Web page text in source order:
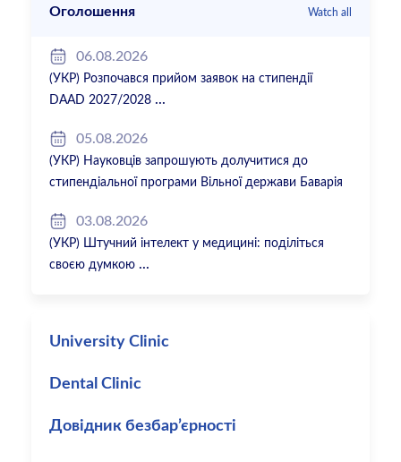
Оголошення Watch all
06.08.2026
(УКР) Розпочався прийом заявок на стипендії
DAAD 2027/2028
05.08.2026
(УКР) Науковців запрошують долучитися до
стипендіальної програми Вільної держави Баварія
03.08.2026
(УКР) Штучний інтелект у медицині: поділіться
своєю думкою
University Clinic
Dental Clinic
Довідник безбар’єрності